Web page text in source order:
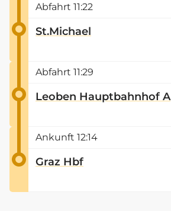
Abfahrt 11:22
St.Michael
Abfahrt 11:29
Leoben Hauptbahnhof A
Ankunft 12:14
Graz Hbf